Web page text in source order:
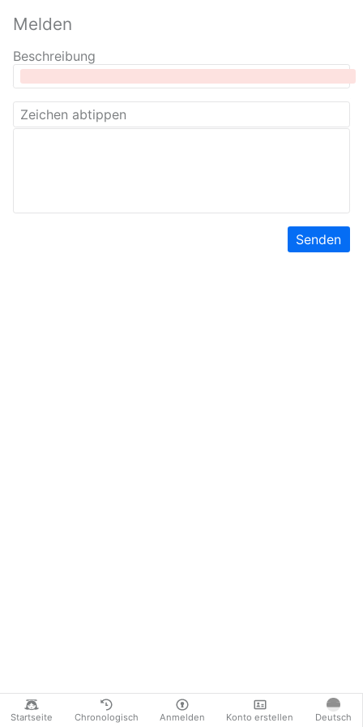
Startseite Chronologisch Anmelden Konto erstellen Deutsch
Melden
Beschreibung
Senden